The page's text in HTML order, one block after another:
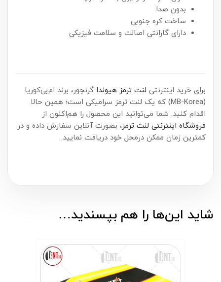
بدون صدا
ساخت کره جنوبی
دارای گارانتی اصالت و سلامت فیزیکی
برای خرید اینترنتی لنت ترمز هیوندا گرنجور، برند ام‌بی‌کوریا
(MB-Korea) که یک لنت ترمز سرامیکی است؛ همین حالا
اقدام کنید. شما می‌توانید این محصول را هم‌اکنون از
فروشگاه اینترنتی لنت ترمز، بصورت آنلاین سفارش داده و در
کمترین زمان ممکن درمحل خود دریافت نمایید.
شاید این‌ها را هم بپسندید…